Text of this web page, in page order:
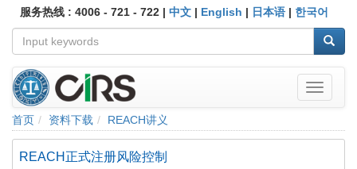
服务热线 : 4006 - 721 - 722 | 中文 | English | 日本语 | 한국어
首页 资料下载 REACH讲义
REACH正式注册风险控制